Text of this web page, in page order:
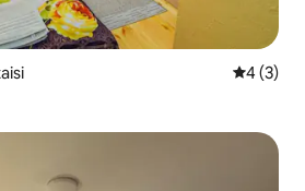
4 de
4 (3)